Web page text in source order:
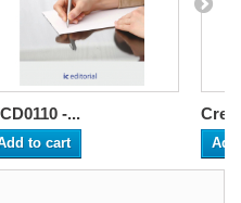
-...
to cart